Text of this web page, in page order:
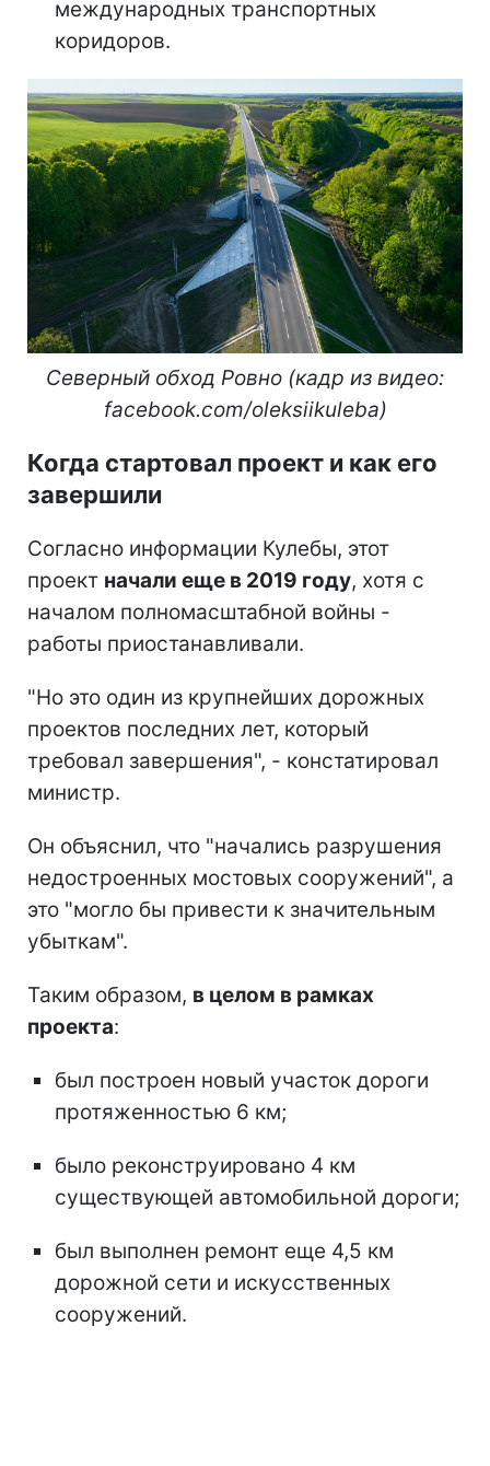
международных транспортных
коридоров.
Северный обход Ровно (кадр из видео:
facebook.com/oleksiikuleba)
Когда стартовал проект и как его
завершили
Согласно информации Кулебы, этот
проект начали еще в 2019 году, хотя с
началом полномасштабной войны -
работы приостанавливали.
"Но это один из крупнейших дорожных
проектов последних лет, который
требовал завершения", - констатировал
министр.
Он объяснил, что "начались разрушения
недостроенных мостовых сооружений", а
это "могло бы привести к значительным
убыткам".
Таким образом, в целом в рамках
проекта:
был построен новый участок дороги
протяженностью 6 км;
было реконструировано 4 км
существующей автомобильной дороги;
был выполнен ремонт еще 4,5 км
дорожной сети и искусственных
сооружений.